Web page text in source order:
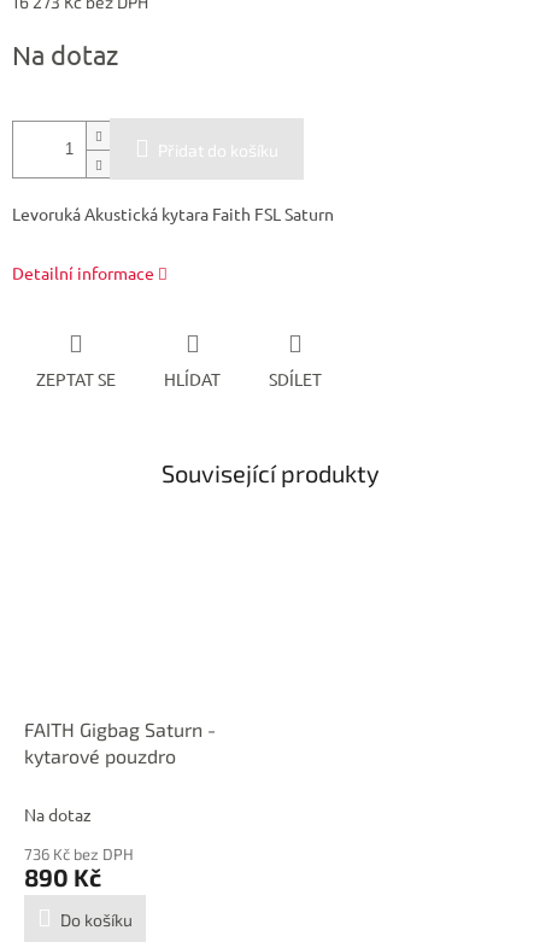
cena:
Na dotaz
Přidat do košíku
Levoruká Akustická kytara Faith FSL Saturn
Detailní informace
ZEPTAT SE HLÍDAT SDÍLET
Související produkty
FAITH Gigbag Saturn -
kytarové pouzdro
Na dotaz
736 Kč bez DPH
890 Kč
Do košíku